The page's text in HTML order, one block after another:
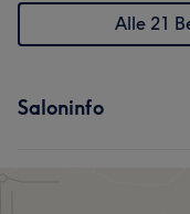
Alle 21
Saloninfo